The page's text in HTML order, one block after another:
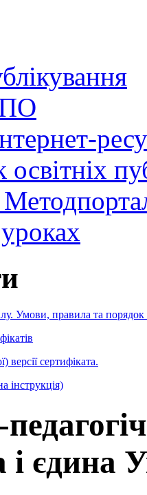
Умови, правила та порядок
версії сертифіката.
інструкція)
єдина